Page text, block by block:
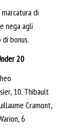
di
nega agli
bonus.
20
10. Thibault
Cramont,
6